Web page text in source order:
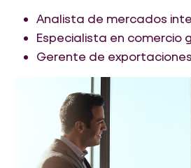
Analista de mercados
Especialista en comercio
Gerente de